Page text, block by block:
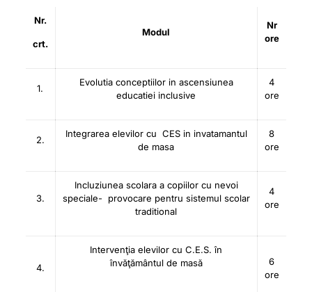
Nr.
crt.
Modul
Nr
ore
1.
Evolutia conceptiilor in ascensiunea
educatiei inclusive
4
ore
2.
Integrarea elevilor cu CES in invatamantul
de masa
8
ore
3.
Incluziunea scolara a copiilor cu nevoi
speciale- provocare pentru sistemul scolar
traditional
4
ore
4.
Intervenţia elevilor cu C.E.S. în
învăţământul de masă
6
ore